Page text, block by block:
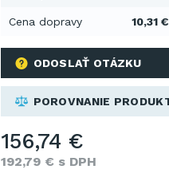
Cena dopravy 10,31 €
ODOSLAŤ OTÁZKU
POROVNANIE
156,74 €
192,79 € s DPH